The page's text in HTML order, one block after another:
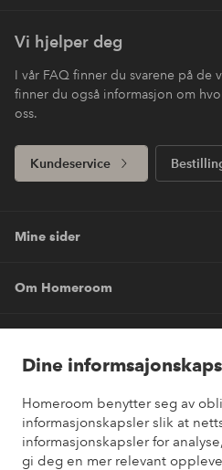
Dine
Homeroom benytter seg av
informasjonskapsler slik at
informasjonskapsler for
gi deg en mer relevant
Vi hjelper deg
I vår FAQ finner du svarene på de
finner du også informasjon om
oss.
Kundeservice
Mine sider
Om Homeroom
Venner